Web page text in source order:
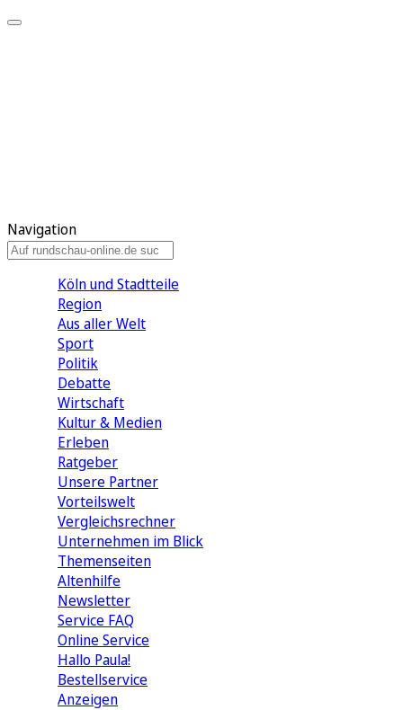
Navigation
Köln und Stadtteile
Region
Aus aller Welt
Sport
Politik
Debatte
Wirtschaft
Kultur & Medien
Erleben
Ratgeber
Unsere Partner
Vorteilswelt
Vergleichsrechner
Unternehmen im Blick
Themenseiten
Altenhilfe
Newsletter
Service FAQ
Online Service
Hallo Paula!
Bestellservice
Anzeigen